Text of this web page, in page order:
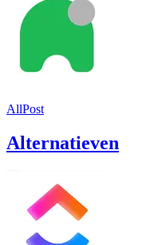
AllPost
Alternatieven